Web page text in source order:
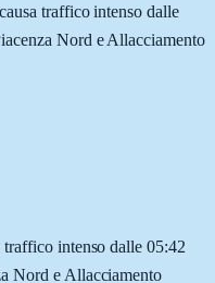
traffico intenso dalle
Nord e Allacciamento
intenso dalle 05:42
Nord e Allacciamento